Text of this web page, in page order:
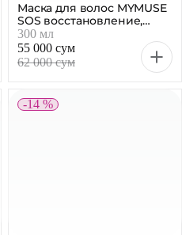
Маска для волос MYMUSE
SOS восстановление,
профессиональная, 300
мл
300 мл
55 000 сум
62 000 сум
-14 %